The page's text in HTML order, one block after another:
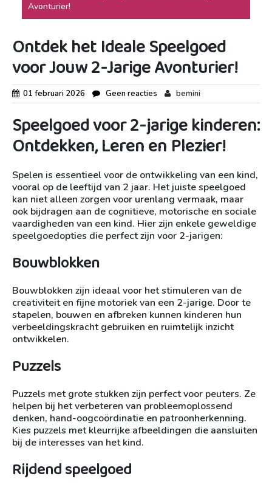
Avonturier!
Ontdek het Ideale Speelgoed
voor Jouw 2-Jarige Avonturier!
01 februari 2026 Geen reacties bemini
Speelgoed voor 2-jarige kinderen:
Ontdekken, Leren en Plezier!
Spelen is essentieel voor de ontwikkeling van een kind,
vooral op de leeftijd van 2 jaar. Het juiste speelgoed
kan niet alleen zorgen voor urenlang vermaak, maar
ook bijdragen aan de cognitieve, motorische en sociale
vaardigheden van een kind. Hier zijn enkele geweldige
speelgoedopties die perfect zijn voor 2-jarigen:
Bouwblokken
Bouwblokken zijn ideaal voor het stimuleren van de
creativiteit en fijne motoriek van een 2-jarige. Door te
stapelen, bouwen en afbreken kunnen kinderen hun
verbeeldingskracht gebruiken en ruimtelijk inzicht
ontwikkelen.
Puzzels
Puzzels met grote stukken zijn perfect voor peuters. Ze
helpen bij het verbeteren van probleemoplossend
denken, hand-oogcoördinatie en patroonherkenning.
Kies puzzels met kleurrijke afbeeldingen die aansluiten
bij de interesses van het kind.
Rijdend speelgoed